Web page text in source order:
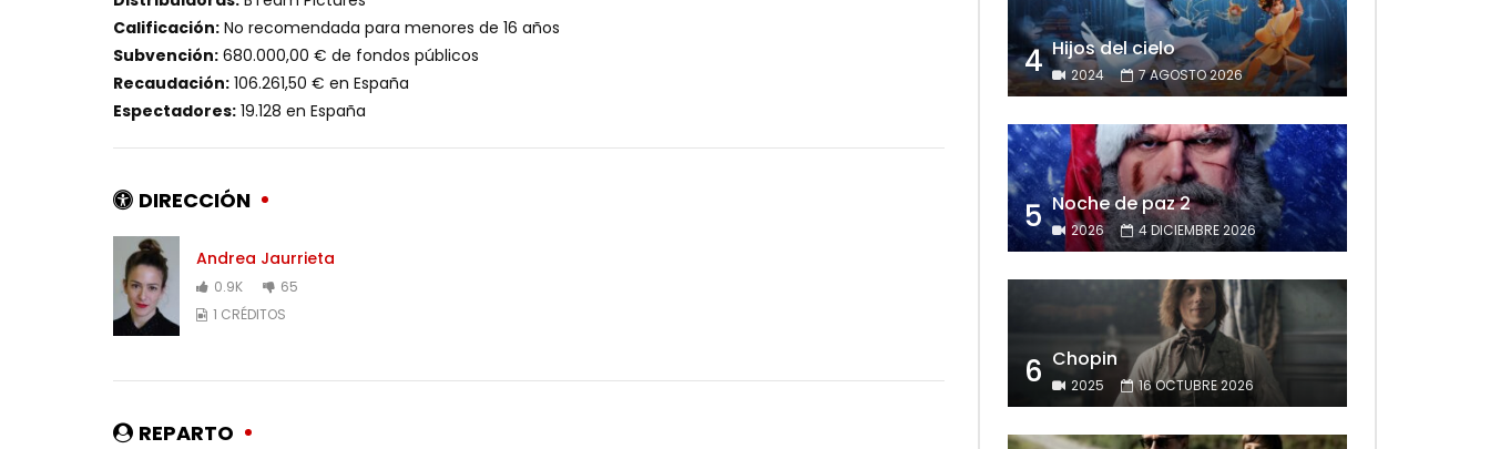
Calificación: No recomendada para menores de 16 años
Subvención: 680.000,00 € de fondos públicos
Recaudación: 106.261,50 € en España
Espectadores: 19.128 en España
DIRECCIÓN
Andrea Jaurrieta
0.9K
65
1 CRÉDITOS
REPARTO
4 Hijos del cielo
2024 7 AGOSTO 2026
5 Noche de paz 2
2026 4 DICIEMBRE 2026
6 Chopin
2025 16 OCTUBRE 2026